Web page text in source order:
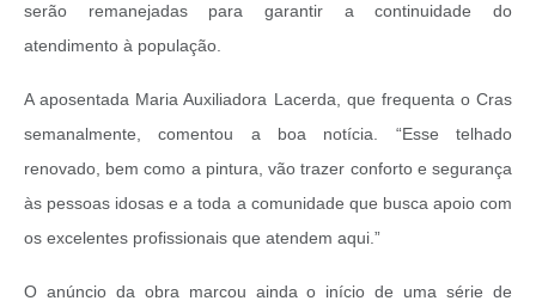
serão remanejadas para garantir a continuidade do
atendimento à população.
A aposentada Maria Auxiliadora Lacerda, que frequenta o Cras
semanalmente, comentou a boa notícia. “Esse telhado
renovado, bem como a pintura, vão trazer conforto e segurança
às pessoas idosas e a toda a comunidade que busca apoio com
os excelentes profissionais que atendem aqui.”
O anúncio da obra marcou ainda o início de uma série de